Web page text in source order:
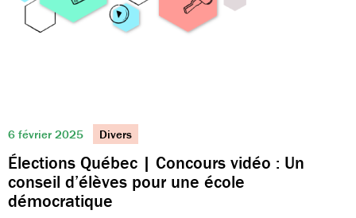
6 février 2025 Divers
Élections Québec | Concours vidéo : Un
conseil d’élèves pour une école
démocratique